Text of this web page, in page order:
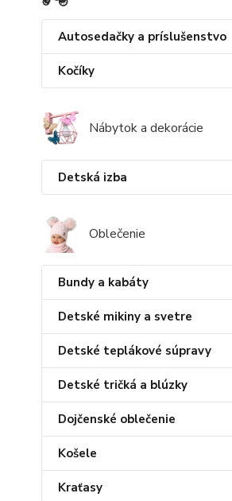
Autosedačky a príslušenstvo
Kočíky
Nábytok a dekorácie
Detská izba
Oblečenie
Bundy a kabáty
Detské mikiny a svetre
Detské teplákové súpravy
Detské tričká a blúzky
Dojčenské oblečenie
Košele
Kraťasy